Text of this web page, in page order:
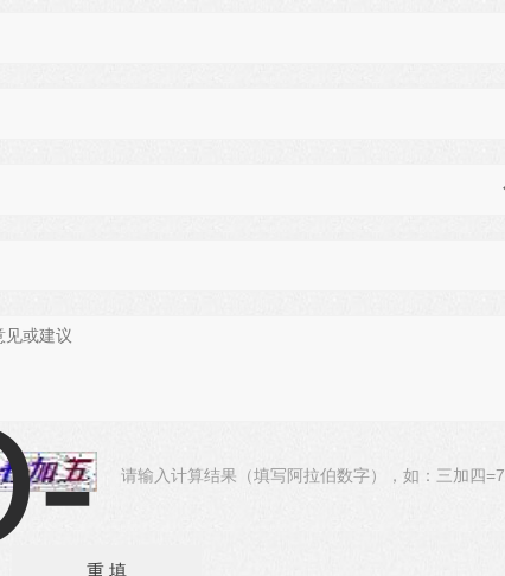
请输入计算结果（填写阿拉伯数字），如：三加四=7